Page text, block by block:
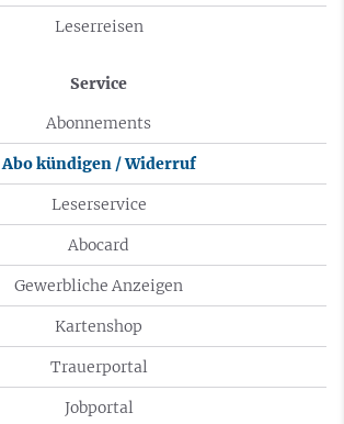
Leserreisen
Service
Abonnements
Abo kündigen / Widerruf
Leserservice
Abocard
Gewerbliche Anzeigen
Kartenshop
Trauerportal
Jobportal